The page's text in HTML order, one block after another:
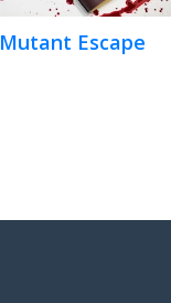
Mutant Escape